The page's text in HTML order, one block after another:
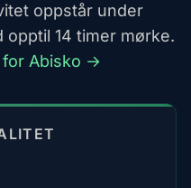
oppstår under
14 timer mørke.
for Abisko →